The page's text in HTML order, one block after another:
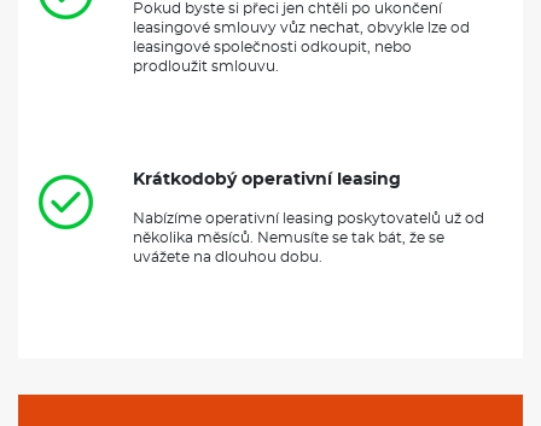
Pokud byste si přeci jen chtěli po ukončení
leasingové smlouvy vůz nechat, obvykle lze od
leasingové společnosti odkoupit, nebo
prodloužit smlouvu.
Krátkodobý operativní leasing
Nabízíme operativní leasing poskytovatelů už od
několika měsíců. Nemusíte se tak bát, že se
uvážete na dlouhou dobu.